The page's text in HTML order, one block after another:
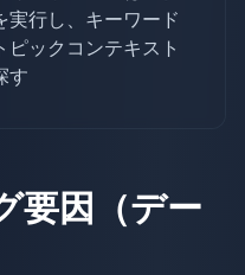
実行し、キーワード
ックコンテキスト
す
要因（デー